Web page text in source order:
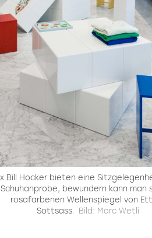
Bill Hocker bieten eine
Schuhanprobe, bewundern kann man
rosafarbenen Wellenspiegel von
Sottsass.
Bild: Marc Wetli